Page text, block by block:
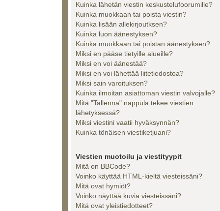
Kuinka lähetän viestin keskustelufoorumille?
Kuinka muokkaan tai poista viestin?
Kuinka lisään allekirjoutksen?
Kuinka luon äänestyksen?
Kuinka muokkaan tai poistan äänestyksen?
Miksi en pääse tietyille alueille?
Miksi en voi äänestää?
Miksi en voi lähettää liitetiedostoa?
Miksi sain varoituksen?
Kuinka ilmoitan asiattoman viestin valvojalle?
Mitä "Tallenna" nappula tekee viestien
lähetyksessä?
Miksi viestini vaatii hyväksynnän?
Kuinka tönäisen viestiketjuani?
Viestien muotoilu ja viestityypit
Mitä on BBCode?
Voinko käyttää HTML-kieltä viesteissäni?
Mitä ovat hymiöt?
Voinko näyttää kuvia viesteissäni?
Mitä ovat yleistiedotteet?